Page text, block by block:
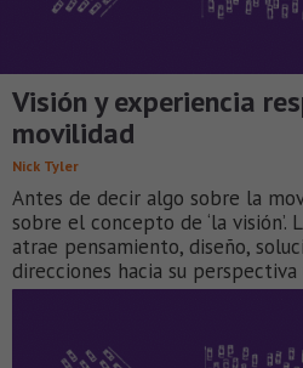
Visión y experiencia
movilidad
Nick Tyler
Antes de decir algo sobre la
sobre el concepto de ‘la visión’.
atrae pensamiento, diseño,
direcciones hacia su